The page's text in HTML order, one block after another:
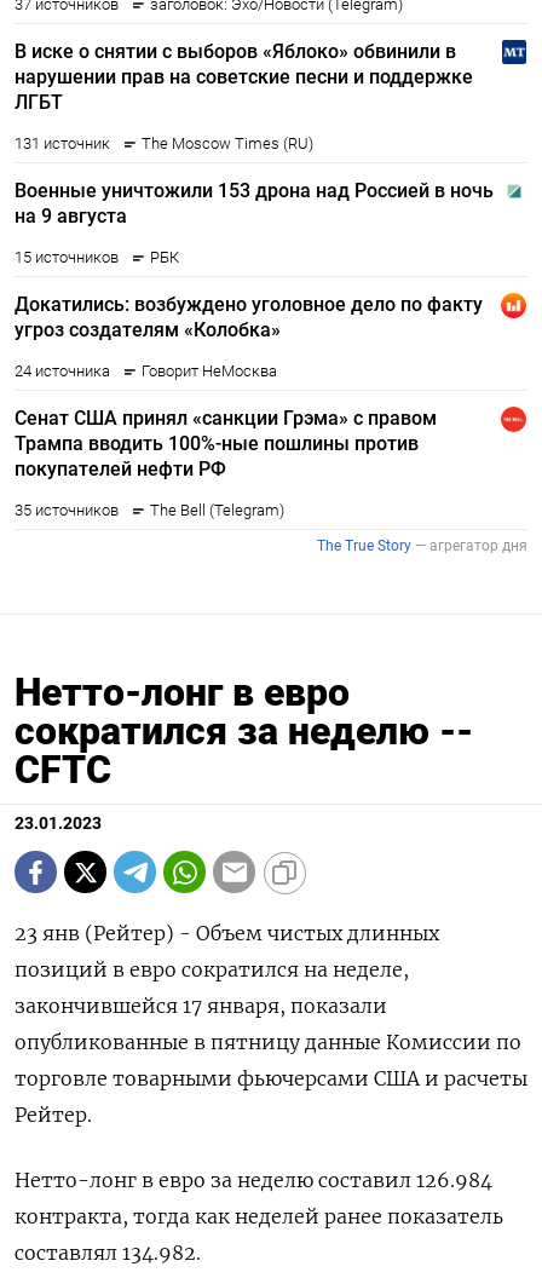
Нетто-лонг в евро
сократился за неделю --
CFTC
23.01.2023
23 янв (Рейтер) - Объем чистых длинных
позиций в евро сократился на неделе,
закончившейся 17 января, показали
опубликованные в пятницу данные Комиссии по
торговле товарными фьючерсами США и расчеты
Рейтер.
Нетто-лонг в евро за неделю составил 126.984
контракта, тогда как неделей ранее показатель
составлял 134.982.